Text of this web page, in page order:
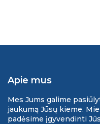
Apie mus
Mes Jums galime
jaukumą Jūsų kieme.
padėsime įgyvendinti